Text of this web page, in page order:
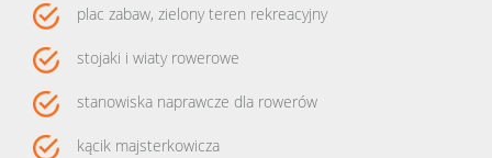
plac zabaw, zielony teren rekreacyjny
stojaki i wiaty rowerowe
stanowiska naprawcze dla rowerów
kącik majsterkowicza